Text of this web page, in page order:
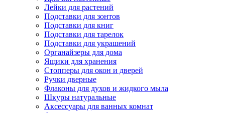
Лейки для растений
Подставки для зонтов
Подставки для книг
Подставки для тарелок
Подставки для украшений
Органайзеры для дома
Ящики для хранения
Стопперы для окон и дверей
Ручки дверные
Флаконы для духов и жидкого мыла
Шкуры натуральные
Аксессуары для ванных комнат